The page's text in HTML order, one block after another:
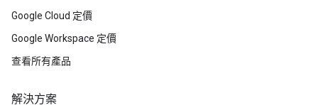
Google Cloud 定價
Google Workspace 定價
查看所有產品
解決方案